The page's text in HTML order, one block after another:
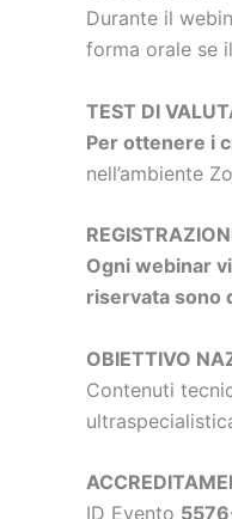
Durante il
forma orale se
TEST DI
Per ottenere i
nell’ambiente
Ogni webinar
riservata sono
OBIETTIVO
Contenuti
ID Evento